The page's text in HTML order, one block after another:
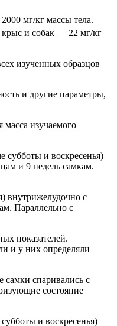
мг/кг массы тела.
крыс и собак — 22 мг/кг
изученных образцов
и другие параметры,
изучаемого
субботы и воскресенья)
и 9 недель самкам.
внутрижелудочно с
Параллельно с
показателей.
и у них определяли
самки спаривались с
состояние
и воскресенья)